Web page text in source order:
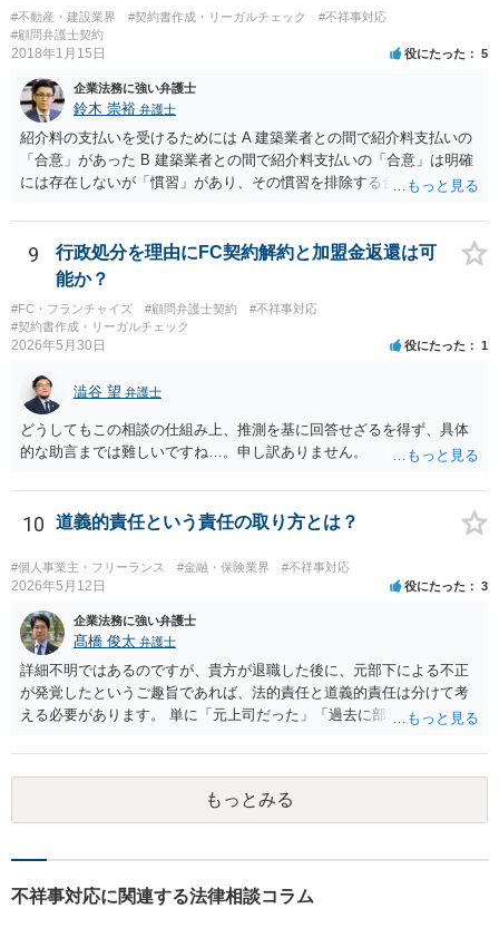
です。 以上に加え、「本件については，当事者協議の結果，上記示
談条件のとおり示談が成立したので，今後本件の上記示談内容に関し
てはどんな事情が生じても双方共裁判上又は裁判外においても一切異
議，請求の申立をしないことを誓約する。」という条項を入れること
がありますが、この条項は一つのプレッシャーのようなもので、現実
には今後一切裁判を起こす権利を放棄する、という合意はできません
し、予測できない後発的損害については示談後であっても請求できる
ので、上記の清算条項のみの場合がほとんどです。
#不動産・建設業界 #契約書作成・リーガルチェック
#不祥事対応
#顧問弁護士契約
2018年1月15日 役にたった 5
企業法務に強い弁護士
鈴木 崇裕 弁護士
紹介料の支払いを受けるためには A 建築業者との間で紹介料支払いの
「合意」があった B 建築業者との間で紹介料支払いの「合意」は明確
には存在しないが「慣習」があり、その慣習を排除する合意がない と
っとも、裁判所は「慣習」を容易には認めませんから、Aの主張に重き
をおくほうがよろしいと思います。 Aの主張で重要になるのは、例え
ば ・相手方建築業者が「当初払う」と言っていた事実、経緯、内容 ・
貴社が相手方建築業者に対して紹介料支払いを求めた事実 、経緯、内
容 ・相手方建築業者が過去に紹介料を支払った事実 ・相手方建築業者
が施主に対して紹介料支払いを前提とする言動をしていたかどうか な
関係を説明して見通しを立て、相手方建築業者に対する請求を行なっ
ていくことになると思います。
9
行政処分を理由にFC契約解約と加盟金返還は可
能か？
#FC・フランチャイズ #顧問弁護士契約
#不祥事対応
#契約書作成・リーガルチェック
2026年5月30日 役にたった 1
澁谷 望 弁護士
どうしてもこの相談の仕組み上、推測を基に回答せざるを得ず、具体
的な助言までは難しいですね…。申し訳ありません。
10 道義的責任という責任の取り方とは？
#個人事業主・フリーランス #金融・保険業界 #不祥事対応
2026年5月12日 役にたった 3
企業法務に強い弁護士
髙橋 俊太 弁護士
詳細不明ではあるのですが、貴方が退職した後に、元部下による不正
が発覚したというご趣旨であれば、法的責任と道義的責任は分けて考
える必要があります。 単に「元上司だった」「過去に部下だった」と
りません。会社が貴方に損害賠償請求をするには、在職中の管理監督
義務違反、引継ぎの不備、不正の兆候を知りながら放置したことな
ど、具体的な義務違反と損害との因果関係を主張・立証する必要があ
ります。なお、在職中から会計処理や現金管理の不自然さを認識して
能性はあるでしょう。 対応としては、まず会社から何を求められてい
もっとみる
不祥事対応に関連する法律相談コラム